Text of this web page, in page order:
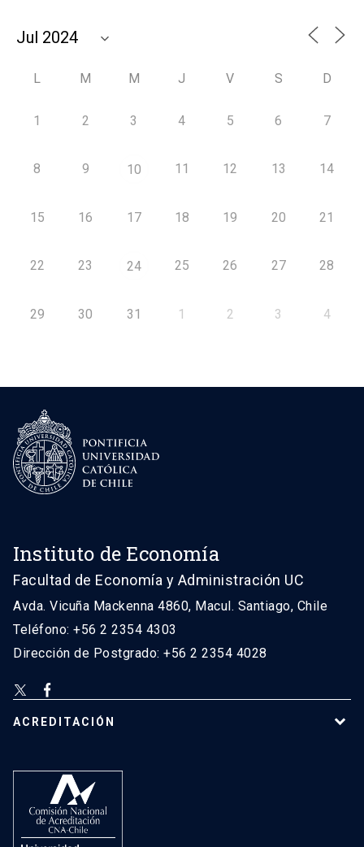
L M M J V S D
1 2 3 4 5 6 7
8 9 10 11 12 13 14
15 16 17 18 19 20 21
22 23 24 25 26 27 28
29 30 31 1 2 3 4
Instituto de Economía
Facultad de Economía y Administración UC
Avda. Vicuña Mackenna 4860, Macul. Santiago, Chile
Teléfono: +56 2 2354 4303
Dirección de Postgrado: +56 2 2354 4028
ACREDITACIÓN